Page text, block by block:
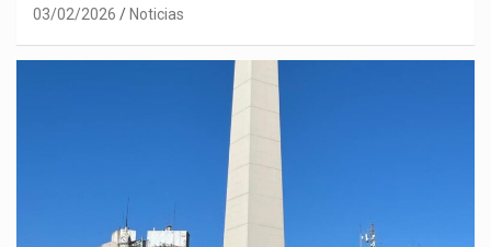
03/02/2026 Noticias